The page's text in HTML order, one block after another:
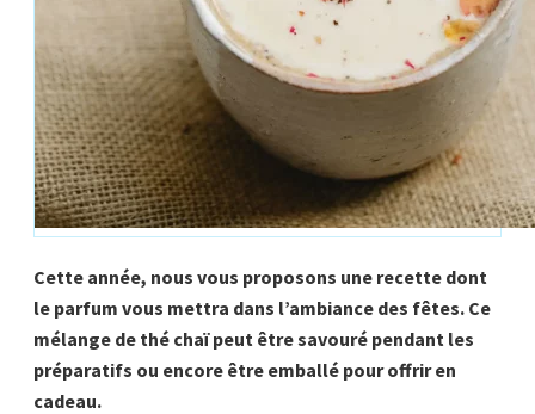
Cette année, nous vous proposons une recette dont
le parfum vous mettra dans l’ambiance des fêtes. Ce
mélange de thé chaï peut être savouré pendant les
préparatifs ou encore être emballé pour offrir en
cadeau.